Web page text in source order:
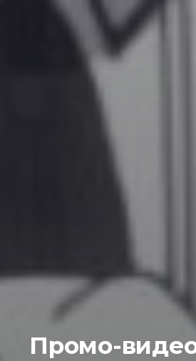
Промо-